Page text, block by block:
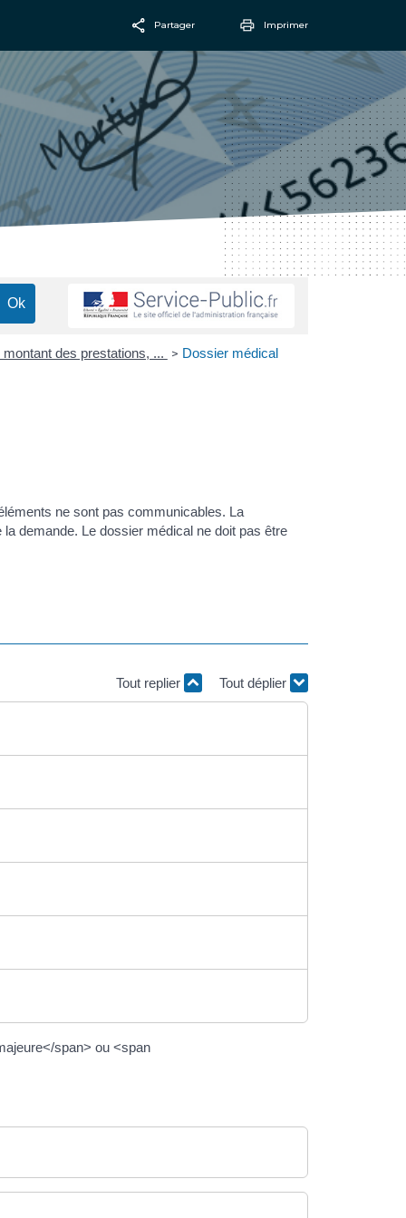
Partager
Facebook
Email
Imprimer
des prestations, ... > Dossier médical
ne sont pas communicables. La
demande. Le dossier médical ne doit pas être
Tout replier Tout déplier
span> ou <span